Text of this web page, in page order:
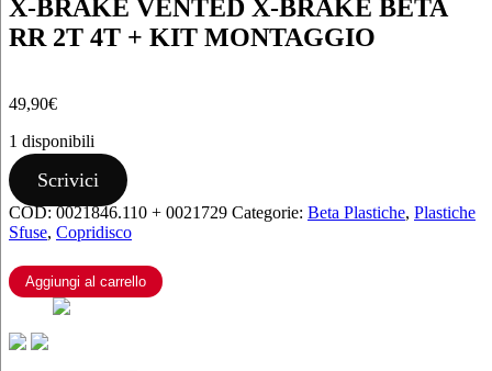
X-BRAKE VENTED X-BRAKE BETA
RR 2T 4T + KIT MONTAGGIO
49,90€
1 disponibili
COPRIDISCO
ANTERIORE
ACERBIS
X-
VENTED
X-
BRAKE
BETA
RR
Scrivici
COD:0021846.110 + 0021729 Categorie: Beta Plastiche, Plastiche
Sfuse, Copridisco
Aggiungi al carrello